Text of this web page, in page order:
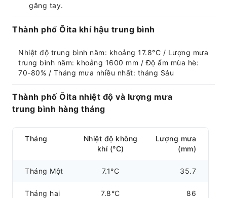
găng tay.
Thành phố Ōita khí hậu trung bình
Nhiệt độ trung bình năm: khoảng 17.8°C / Lượng mưa
trung bình năm: khoảng 1600 mm / Độ ẩm mùa hè:
70-80% / Tháng mưa nhiều nhất: tháng Sáu
Thành phố Ōita nhiệt độ và lượng mưa
trung bình hàng tháng
Tháng
Nhiệt độ không
khí (°C)
Lượng mưa
(mm)
Tháng Một 7.1°C 35.7
Tháng hai 7.8°C 86